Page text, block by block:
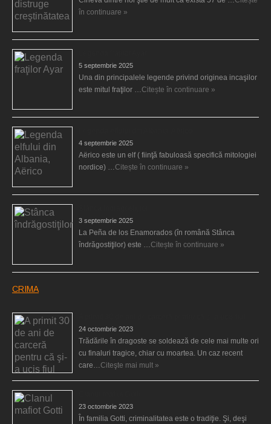
în continuare »
5 septembrie 2025
Una din principalele legende privind originea incaşilor
este mitul fraţilor …Citește în continuare »
4 septembrie 2025
Aërico este un elf ( fiinţă fabuloasă specifică mitologiei
nordice) …Citește în continuare »
3 septembrie 2025
La Peña de los Enamorados (în română Stânca
îndrăgostiţilor) este …Citește în continuare »
CRIMA
24 octombrie 2023
Trădările în dragoste se soldează de cele mai multe ori
cu finaluri tragice, chiar cu moartea. Un caz recent
care…Citeşte mai mult »
23 octombrie 2023
În familia Gotti, criminalitatea este o tradiţie. Şi, deşi